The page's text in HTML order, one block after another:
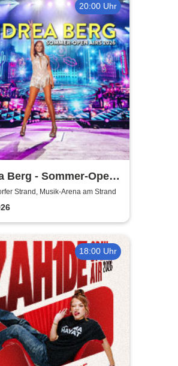
20:00 Uhr
Berg - Sommer-Open
Strand, Musik-Arena am Strand
18:00 Uhr